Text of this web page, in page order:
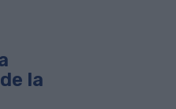
la